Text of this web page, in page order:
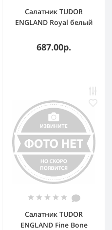
Салатник TUDOR
ENGLAND Royal белый
687.00р.
Салатник TUDOR
ENGLAND Fine Bone